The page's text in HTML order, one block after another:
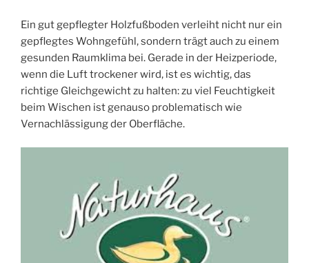
Ein gut gepflegter Holzfußboden verleiht nicht nur ein
gepflegtes Wohngefühl, sondern trägt auch zu einem
gesunden Raumklima bei. Gerade in der Heizperiode,
wenn die Luft trockener wird, ist es wichtig, das
richtige Gleichgewicht zu halten: zu viel Feuchtigkeit
beim Wischen ist genauso problematisch wie
Vernachlässigung der Oberfläche.